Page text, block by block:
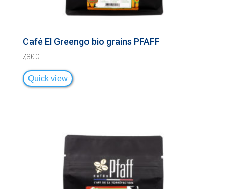
Café El Greengo bio grains PFAFF
7,60€
Quick view